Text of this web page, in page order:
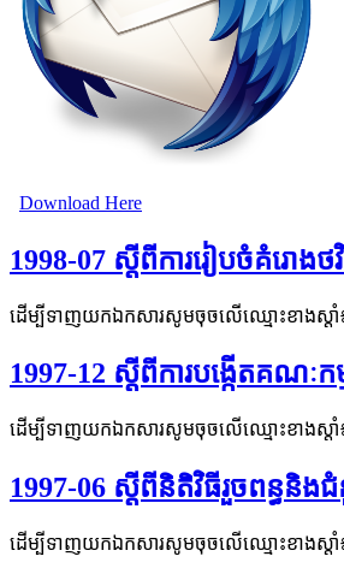
Download Here
1998-07 ស្ដីពីការរៀបចំគំរោង
ដើម្បីទាញយកឯកសារសូមចុចលើឈ្មោះខាងស្តាំ
1997-12 ស្ដីពីការបង្កើតគណៈ
ដើម្បីទាញយកឯកសារសូមចុចលើឈ្មោះខាងស្តាំ
1997-06 ស្ដីពីនិតិវិធីរួចពន្
ដើម្បីទាញយកឯកសារសូមចុចលើឈ្មោះខាងស្តាំ